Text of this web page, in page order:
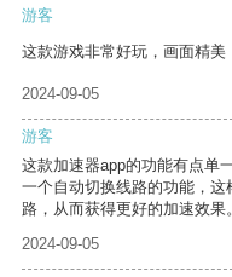
游客
这款游戏非常好玩，画面精美
2024-09-05
游客
这款加速器app的功能有点单
一个自动切换线路的功能，
路，从而获得更好的加速效果。
2024-09-05